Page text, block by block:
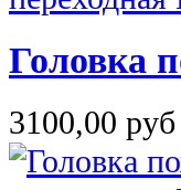
Головка
3100,00 руб